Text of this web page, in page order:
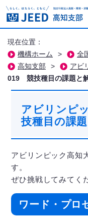
現在位置：
機構ホーム
> 全
高知支部
> アビ
019 競技種目の課題と
アビリンピ
技種目の課
アビリンピック高知
す。
ぜひ挑戦してみてく
ワード・プロ